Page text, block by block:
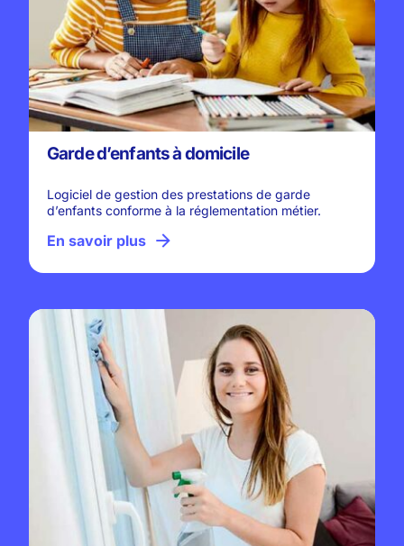
Garde d’enfants à domicile
Logiciel de gestion des prestations de garde
d’enfants conforme à la réglementation métier.
En savoir plus